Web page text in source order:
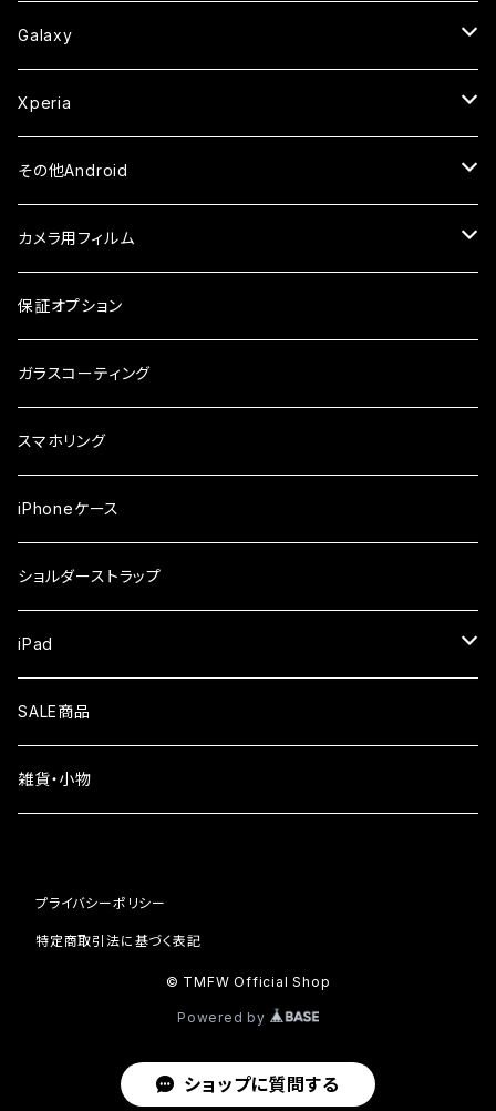
セラミックフィルム
ガラスフィルム
セラミックフィルム
ケース
セラミックフィルム
ガラスフィルム
セラミックフィルム
iPhone6s
ガラスフィルム
ケース・カバー
iPhone6
ガラスフィルム
ケース・カバー
ガラスフィルム
ケース
iPhone6sPlus
ガラスフィルム
ケース
iPhone7Plus
ガラスフィルム
ケース
iPhone8Plus
ガラスフィルム
ケース
ガラスフィルム
セラミックフィルム
ケース
Galaxy
ガラスフィルム
セラミックフィルム
ケース
Xperia
ガラスフィルム
その他Android
AQUOS
ガラスフィルム
arrows
ガラスフィルム
シンプルスマホ
ガラスフィルム
らくらくスマホ
ガラスフィルム
OPPO
ガラスフィルム
Xiaomi
ガラスフィルム
カメラ用フィルム
iPhone
iPhone17e
iPhone17ProMax
iPhone16
iPhone15
iPhone13
Android
保証オプション
ガラスコーティング
スマホリング
iPhoneケース
ショルダーストラップ
iPad
液晶フィルム
SALE商品
雑貨・小物
プライバシーポリシー
特定商取引法に基づく表記
© TMFW Official Shop
Powered by
ショップに質問する